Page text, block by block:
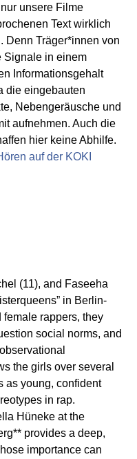
unsere Filme
Text wirklich
Denn Träger*innen von
Signale in einem
Informationsgehalt
die eingebauten
Nebengeräusche und
aufnehmen. Auch die
hier keine Abhilfe.
auf der KOKI
(11), and Faseeha
in Berlin-
rappers, they
social norms, and
the girls over several
as young, confident
in rap.
Hüneke at the
provides a deep,
importance can